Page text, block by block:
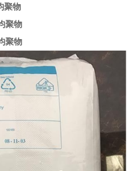
聚物
聚物
聚物